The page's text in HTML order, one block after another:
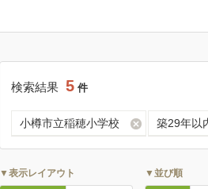
検索結果 5 件
小樽市立稲穂小学校 築29年以
▼表示レイアウト ▼並び順